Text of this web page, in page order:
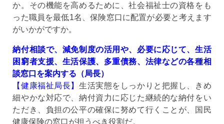
か。その機能を高めるために、社会福祉士の資格をも
った職員を最低1名、保険窓口に配置が必要と考えます
がいかがですか。
納付相談で、減免制度の活用や、必要に応じて、生活
困窮者支援、生活保護、多重債務、法律などの各種相
談窓口を案内する（局長）
【健康福祉局長】生活実態をしっかりと把握し、きめ
細やかな対応で、納付資力に応じた継続的な納付をい
ただき、負担の公平の確保に努めて行くことが、国民
健康保険の窓口が担うべき役割だ。